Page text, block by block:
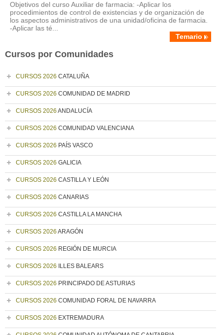
Objetivos del curso Auxiliar de farmacia: -Aplicar los
procedimientos de control de existencias y de organización de
los aspectos administrativos de una unidad/oficina de farmacia.
-Aplicar las té...
Temario
Cursos por Comunidades
CURSOS 2026 CATALUÑA
CURSOS 2026 COMUNIDAD DE MADRID
CURSOS 2026 ANDALUCÍA
CURSOS 2026 COMUNIDAD VALENCIANA
CURSOS 2026 PAÍS VASCO
CURSOS 2026 GALICIA
CURSOS 2026 CASTILLA Y LEÓN
CURSOS 2026 CANARIAS
CURSOS 2026 CASTILLA LA MANCHA
CURSOS 2026 ARAGÓN
CURSOS 2026 REGIÓN DE MURCIA
CURSOS 2026 ILLES BALEARS
CURSOS 2026 PRINCIPADO DE ASTURIAS
CURSOS 2026 COMUNIDAD FORAL DE NAVARRA
CURSOS 2026 EXTREMADURA